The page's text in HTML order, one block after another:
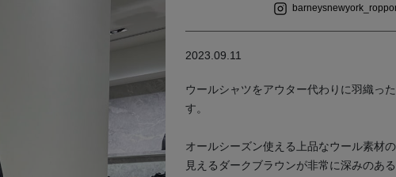
2023.09.11
ウールシャツをアウター代わりに羽織っ
す。
オールシーズン使える上品なウール素材
見えるダークブラウンが非常に深みのあ